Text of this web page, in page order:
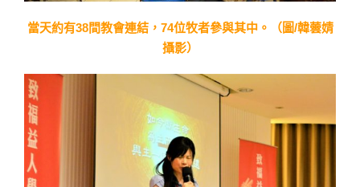
當天約有38間教會連結，74位牧者參與其中。（圖/韓蕓婧
攝影）